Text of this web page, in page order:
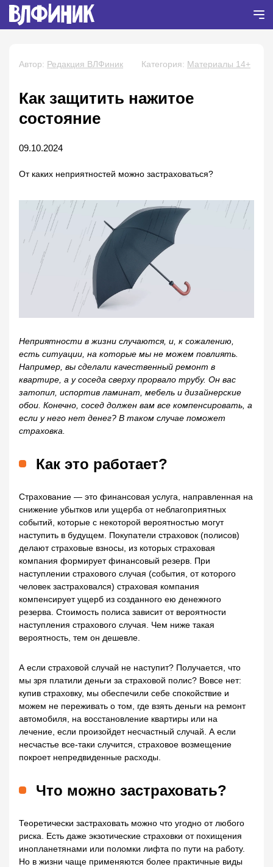
Автор: Редакция ВЛФиник Категория: Материалы 14+
Как защитить нажитое
состояние
09.10.2024
От каких неприятностей можно застраховаться?
Неприятности в жизни случаются, и, к сожалению,
есть ситуации, на которые мы не можем повлиять.
Например, вы сделали качественный ремонт в
квартире, а у соседа сверху прорвало трубу. Он вас
затопил, испортив ламинат, мебель и дизайнерские
обои. Конечно, сосед должен вам все компенсировать, а
если у него нет денег? В таком случае поможет
страховка.
Как это работает?
Страхование — это финансовая услуга, направленная на
снижение убытков или ущерба от неблагоприятных
событий, которые с некоторой вероятностью могут
наступить в будущем. Покупатели страховок (полисов)
делают страховые взносы, из которых страховая
компания формирует финансовый резерв. При
наступлении страхового случая (события, от которого
человек застраховался) страховая компания
компенсирует ущерб из созданного ею денежного
резерва. Стоимость полиса зависит от вероятности
наступления страхового случая. Чем ниже такая
вероятность, тем он дешевле.
А если страховой случай не наступит? Получается, что
мы зря платили деньги за страховой полис? Вовсе нет:
купив страховку, мы обеспечили себе спокойствие и
можем не переживать о том, где взять деньги на ремонт
автомобиля, на восстановление квартиры или на
лечение, если произойдет несчастный случай. А если
несчастье все-таки случится, страховое возмещение
покроет непредвиденные расходы.
Что можно застраховать?
Теоретически застраховать можно что угодно от любого
риска. Есть даже экзотические страховки от похищения
инопланетянами или поломки лифта по пути на работу.
Но в жизни чаще применяются более практичные виды